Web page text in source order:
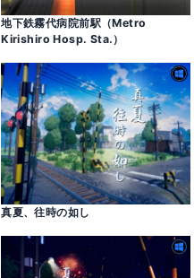
地下鉄霧代病院前駅（Metro
Kirishiro Hosp․ Sta․）
真夏、往時の如し